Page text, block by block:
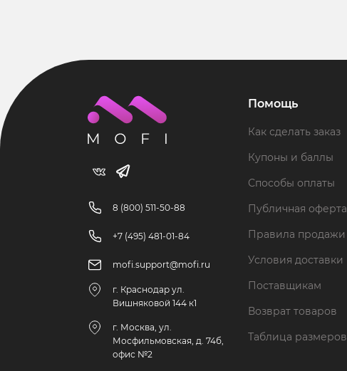
8 (800) 511-50-88
+7 (495) 481-01-84
mofi.support@mofi.ru
г. Краснодар ул.
Вишняковой 144 к1
г. Москва, ул.
Мосфильмовская, д. 74б,
офис №2
Помощь
Как сделать заказ
Купоны и баллы
Способы оплаты
Публичная оферта
Правила продажи
Условия доставки
Поставщикам
Возврат товаров
Таблица размеров